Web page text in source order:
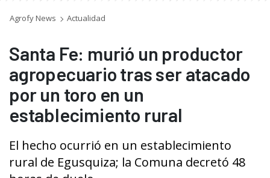
Agrofy News Actualidad
Santa Fe: murió un productor
agropecuario tras ser atacado
por un toro en un
establecimiento rural
El hecho ocurrió en un establecimiento
rural de Egusquiza; la Comuna decretó 48